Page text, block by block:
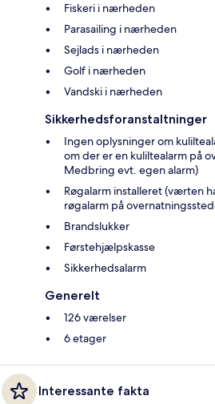
Fiskeri i nærheden
Parasailing i nærheden
Sejlads i nærheden
Golf i nærheden
Vandski i nærheden
Sikkerhedsforanstaltninger
Ingen oplysninger om
om der er en kuliltealarm på
Medbring evt. egen alarm)
Røgalarm installeret (værten
røgalarm på
Brandslukker
Førstehjælpskasse
Sikkerhedsalarm
Generelt
126 værelser
6 etager
Interessante fakta